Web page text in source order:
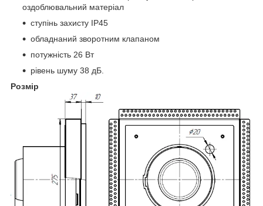
оздоблювальний матеріал
ступінь захисту IP45
обладнаний зворотним клапаном
потужність 26 Вт
рівень шуму 38 дБ.
Розмір